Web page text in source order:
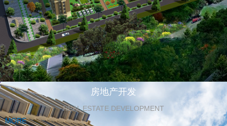
房地产开发
REAL ESTATE DEVELOPMENT
MORE